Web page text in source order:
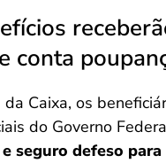
conta
da Caixa, os
do Governo
e seguro defeso